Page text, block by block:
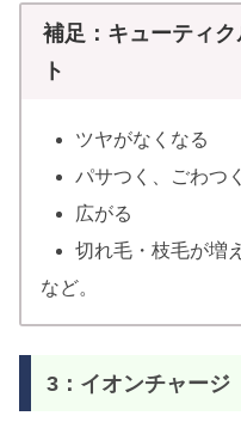
補足：キューティ
ト
ツヤがなくなる
パサつく、ごわつく
広がる
切れ毛・枝毛が増
など。
3：イオンチャージ